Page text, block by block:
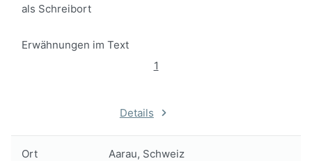
als Schreibort
Erwähnungen im Text
1
Details
Ort Aarau, Schweiz